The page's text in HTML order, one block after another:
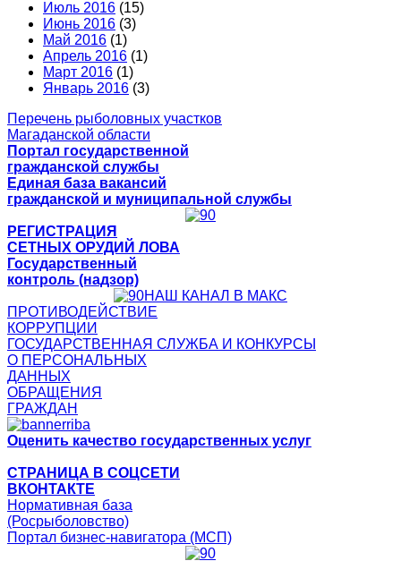
Июль 2016 (15)
Июнь 2016 (3)
Май 2016 (1)
Апрель 2016 (1)
Март 2016 (1)
Январь 2016 (3)
Перечень рыболовных участков
Магаданской области
Портал государственной
гражданской службы
Единая база вакансий
гражданской и муниципальной службы
РЕГИСТРАЦИЯ
СЕТНЫХ ОРУДИЙ ЛОВА
Государственный
контроль (надзор)
НАШ КАНАЛ В МАКС
ПРОТИВОДЕЙСТВИЕ
КОРРУПЦИИ
ГОСУДАРСТВЕННАЯ СЛУЖБА И КОНКУРСЫ
О ПЕРСОНАЛЬНЫХ
ДАННЫХ
ОБРАЩЕНИЯ
ГРАЖДАН
Оценить качество государственных услуг
СТРАНИЦА В СОЦСЕТИ
ВКОНТАКТЕ
Нормативная база
(Росрыболовство)
Портал бизнес-навигатора (МСП)